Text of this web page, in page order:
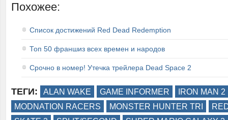
Похожее:
Список достижений Red Dead Redemption
Топ 50 франшиз всех времен и народов
Срочно в номер! Утечка трейлера Dead Space 2
ТЕГИ: ALAN WAKE GAME INFORMER
IRON MAN 2
MODNATION RACERS
MONSTER HUNTER TRI